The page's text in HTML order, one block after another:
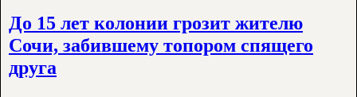
До 15 лет колонии грозит жителю
Сочи, забившему топором спящего
друга